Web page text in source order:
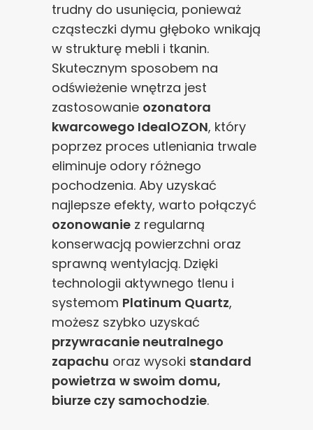
trudny do usunięcia, ponieważ
cząsteczki dymu głęboko wnikają
w strukturę mebli i tkanin.
Skutecznym sposobem na
odświeżenie wnętrza jest
zastosowanie ozonatora
kwarcowego IdealOZON, który
poprzez proces utleniania trwale
eliminuje odory różnego
pochodzenia. Aby uzyskać
najlepsze efekty, warto połączyć
ozonowanie z regularną
konserwacją powierzchni oraz
sprawną wentylacją. Dzięki
technologii aktywnego tlenu i
systemom Platinum Quartz,
możesz szybko uzyskać
przywracanie neutralnego
zapachu oraz wysoki standard
powietrza w swoim domu,
biurze czy samochodzie.